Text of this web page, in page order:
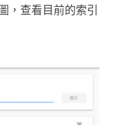
，查看目前的索引